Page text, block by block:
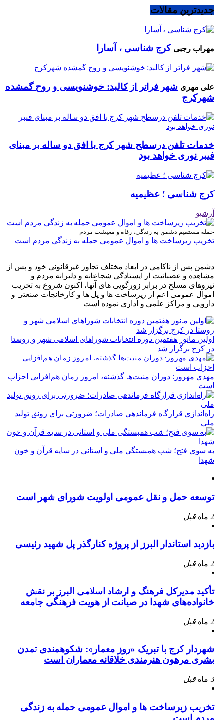
جدیدترین مقالات
مهراب رجبی کرج شناسی ، آسارا
علی مهری شهر فراتر از کالبد: خوشنویسی و روح گمشده
شهرکرج
خدمات تلفن درسطح شهر کرج با افق دو ساله بر مبنای
فیبر نوری خواهد بود
کرج شناسی ؛ عظیمیه
آرشیو
حمله مستقیم دشمن به زندگی، رفاه و معیشت مردم
تخریب زیرساخت ها و اموال عمومی حمله به زندگی مردم است
دشمن پس از ناکامی در ابعاد مختلف تجاوز غیرقانونی خود و پس از
مشاهده و عصبانیت از ایستادگی شجاعانه و دلیرانه مردم و
نیروهای مسلح در برابر زورگویی های آنها، اکنون شروع به تخریب
اموال عمومی اعم از زیرساخت ها و پل ها و کارخانجات صنعتی و
دارویی و مراکز علمی و اداری نموده است
اولین مانور هفتمین دوره انتخابات شوراهای اسلامی شهر و روستا
در کرج برگزار شد
مهدی مهرور: دوران منیت‌ها گذشته، امروز زمان هم‌افزایی احزاب
است
راه‌اندازی قرارگاه فرماندهی صادرات؛ ضرورتی برای رونق تولید
ملی
به سوی فتح؛ شب همبستگی ملی و استانی در سایه قرآن و خون
شهدا
توسعه حمل و نقل عمومی اولویت شورای شهر است
2 ماه قبل
بازدید استاندار البرز از پروژه کنارگذر پل شهید رئیسی
2 ماه قبل
تأکید مدیرکل فرهنگ و ارشاد اسلامی البرز بر نقش
خانواده‌های شهدا در صیانت از هویت فرهنگی جامعه
2 ماه قبل
شهردار کرج با تبریک «روز معمار»: شکوهمندی تمدن
بشری مرهون هنرمندی خلاقانه معماران است
3 ماه قبل
تخریب زیرساخت ها و اموال عمومی حمله به زندگی
مردم است